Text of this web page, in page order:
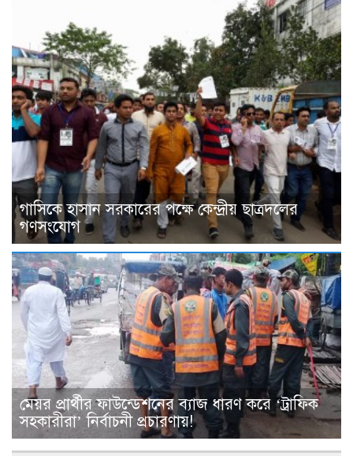
গাসিকে হাসান সরকারের পক্ষে কেন্দ্রীয় ছাত্রদলের
গণসংযোগ
মেয়র প্রার্থীর ফাউন্ডেশনের ব্যাজ ধারণ করে ‘ট্রাফিক
সহকারীরা’ নির্বাচনী প্রচারণায়!